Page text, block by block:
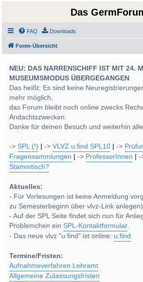
Das
FAQ Downloads
Foren-Übersicht
NEU: DAS NARRENSCHIFF IST MIT 24.
MUSEUMSMODUS ÜBERGEGANGEN
Das heißt: Es sind keine
mehr möglich,
das Forum bleibt noch online zwecks
Andachtszwecken.
Danke für deinen Besuch und weiterhin
->SPL (!) ->VLVZ u:find SPL10 ->
Fragensammlungen
-> ProfessorInnen -
Stammtisch?
Aktuelles:
- Für Vorlesungen ist keine Anmeldung
zu Semesterbeginn über vlvz-Link anlegen)
- Auf der SPL Seite findet sich nun für
Problemchen einSPL-Kontaktformular.
- Das neue vlvz "u:find" ist online: u:find
Termine/Fristen:
Aufnahmeverfahren Lehramt
Allgemeine Zulassungsfristen